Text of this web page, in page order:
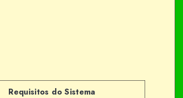
Requisitos do Sistema